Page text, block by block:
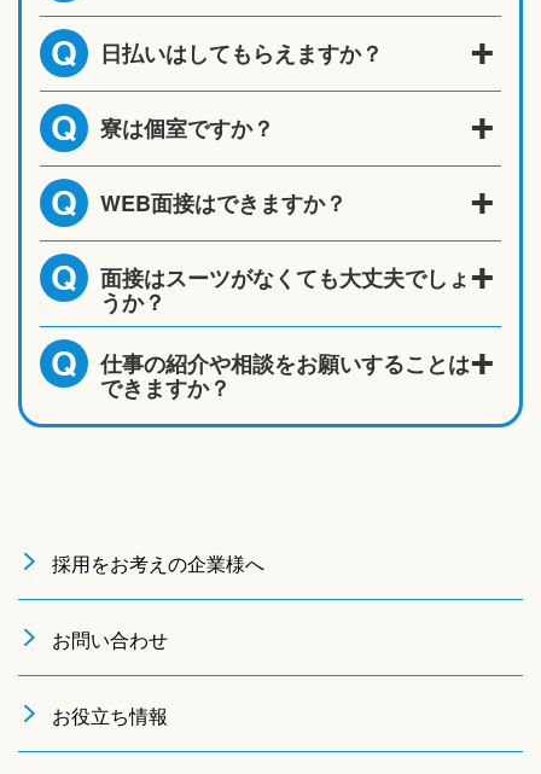
Q 日払いはしてもらえますか？
Q 寮は個室ですか？
Q WEB面接はできますか？
Q 面接はスーツがなくても大丈夫でしょ
うか？
Q 仕事の紹介や相談をお願いすることは
できますか？
採用をお考えの企業様へ
お問い合わせ
お役立ち情報